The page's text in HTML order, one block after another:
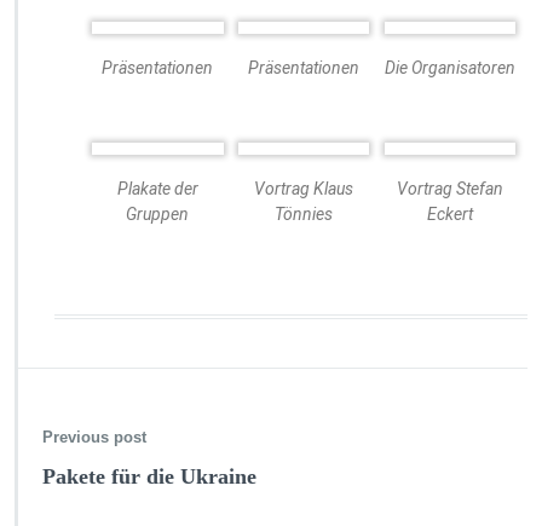
Präsentationen Präsentationen Die Organisatoren
Plakate der
Gruppen
Vortrag Klaus
Tönnies
Vortrag Stefan
Eckert
Previous post
Pakete für die Ukraine